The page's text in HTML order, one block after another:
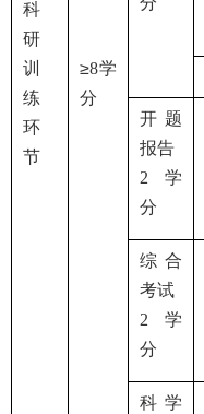
科
研
训
练
环
节
≥8学
分
开题
报告
2 学
分
综合
考试
2 学
分
科学